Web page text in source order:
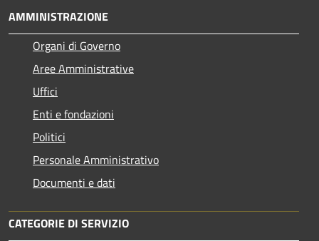
AMMINISTRAZIONE
Organi di Governo
Aree Amministrative
Uffici
Enti e fondazioni
Politici
Personale Amministrativo
Documenti e dati
CATEGORIE DI SERVIZIO